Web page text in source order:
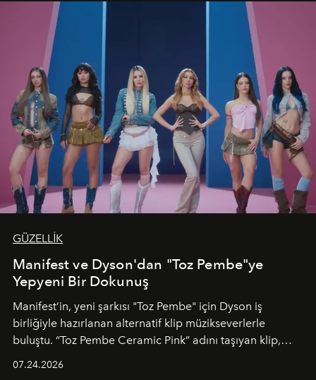
GÜZELLİK
Manifest ve Dyson'dan "Toz Pembe"ye
Yepyeni Bir Dokunuş
Manifest’in, yeni şarkısı "Toz Pembe" için Dyson iş
birliğiyle hazırlanan alternatif klip müzikseverlerle
buluştu. “Toz Pembe Ceramic Pink” adını taşıyan klip,
07.24.2026